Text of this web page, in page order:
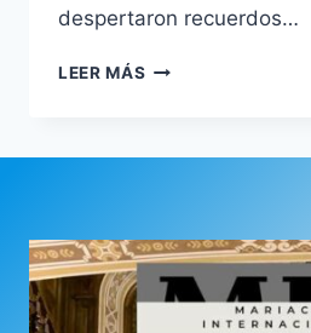
despertaron recuerdos…
LEER MÁS TRÍO
80
CUMPLEAÑOS
EN
TORRELLES